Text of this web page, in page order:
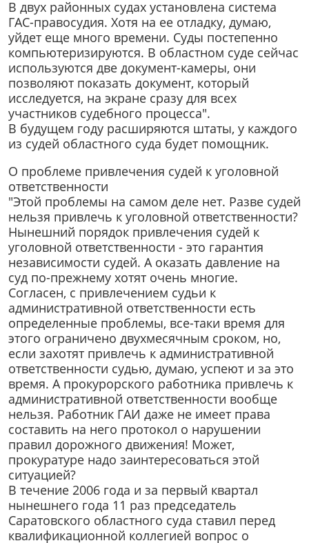
В двух районных судах установлена система
ГАС-правосудия. Хотя на ее отладку, думаю,
уйдет еще много времени. Суды постепенно
компьютеризируются. В областном суде сейчас
используются две документ-камеры, они
позволяют показать документ, который
исследуется, на экране сразу для всех
участников судебного процесса".
В будущем году расширяются штаты, у каждого
из судей областного суда будет помощник.
О проблеме привлечения судей к уголовной
ответственности
"Этой проблемы на самом деле нет. Разве судей
нельзя привлечь к уголовной ответственности?
Нынешний порядок привлечения судей к
уголовной ответственности - это гарантия
независимости судей. А оказать давление на
суд по-прежнему хотят очень многие.
Согласен, с привлечением судьи к
административной ответственности есть
определенные проблемы, все-таки время для
этого ограничено двухмесячным сроком, но,
если захотят привлечь к административной
ответственности судью, думаю, успеют и за это
время. А прокурорского работника привлечь к
административной ответственности вообще
нельзя. Работник ГАИ даже не имеет права
составить на него протокол о нарушении
правил дорожного движения! Может,
прокуратуре надо заинтересоваться этой
ситуацией?
В течение 2006 года и за первый квартал
нынешнего года 11 раз председатель
Саратовского областного суда ставил перед
квалификационной коллегией вопрос о